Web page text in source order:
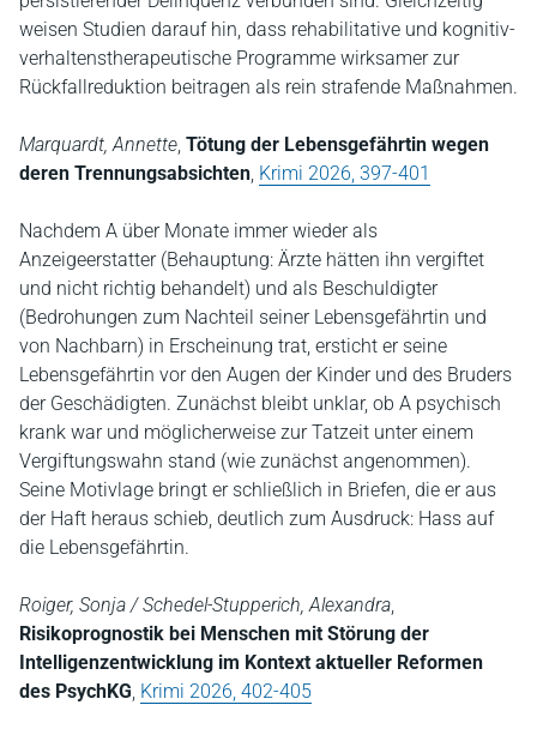
weisen Studien darauf hin, dass rehabilitative und kognitiv-
verhaltenstherapeutische Programme wirksamer zur
Rückfallreduktion beitragen als rein strafende Maßnahmen.
Marquardt, Annette Tötung der Lebensgefährtin wegen
deren Trennungsabsichten Krimi 2026, 397-401
Nachdem A über Monate immer wieder als
Anzeigeerstatter (Behauptung: Ärzte hätten ihn vergiftet
und nicht richtig behandelt) und als Beschuldigter
(Bedrohungen zum Nachteil seiner Lebensgefährtin und
von Nachbarn) in Erscheinung trat, ersticht er seine
Lebensgefährtin vor den Augen der Kinder und des Bruders
der Geschädigten. Zunächst bleibt unklar, ob A psychisch
krank war und möglicherweise zur Tatzeit unter einem
Vergiftungswahn stand (wie zunächst angenommen).
Seine Motivlage bringt er schließlich in Briefen, die er aus
der Haft heraus schieb, deutlich zum Ausdruck: Hass auf
die Lebensgefährtin.
Roiger, Sonja / Schedel-Stupperich, Alexandra
Risikoprognostik bei Menschen mit Störung der
Intelligenzentwicklung im Kontext aktueller Reformen
des PsychKG Krimi 2026, 402-405